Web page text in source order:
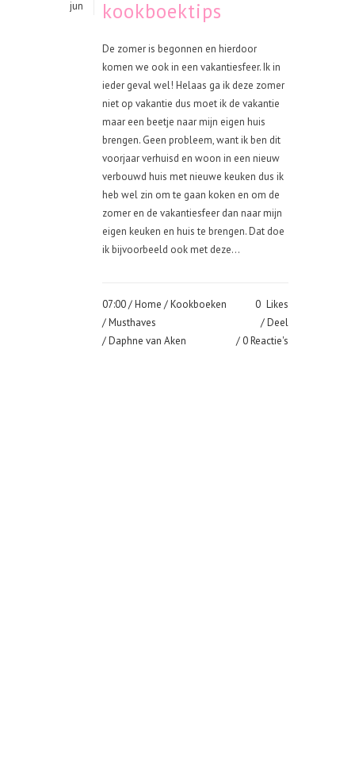
jun kookboektips
De zomer is begonnen en hierdoor
komen we ook in een vakantiesfeer. Ik in
ieder geval wel! Helaas ga ik deze zomer
niet op vakantie dus moet ik de vakantie
maar een beetje naar mijn eigen huis
brengen. Geen probleem, want ik ben dit
voorjaar verhuisd en woon in een nieuw
verbouwd huis met nieuwe keuken dus ik
heb wel zin om te gaan koken en om de
zomer en de vakantiesfeer dan naar mijn
eigen keuken en huis te brengen. Dat doe
ik bijvoorbeeld ook met deze...
07:00 /Home /Kookboeken
/Musthaves
/ Daphne van Aken
0 Likes
Deel
0 Reactie's